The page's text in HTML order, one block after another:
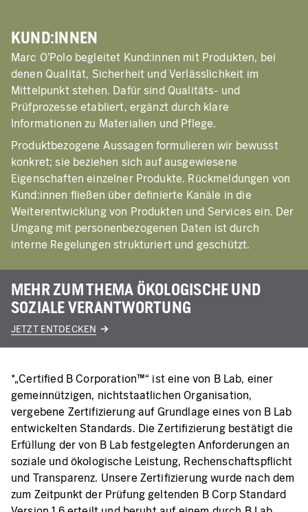
KUND:INNEN
Marc O’Polo begleitet Kund:innen mit Produkten, bei
denen Qualität, Sicherheit und Verlässlichkeit im
Mittelpunkt stehen. Dafür sind Qualitäts- und
Prüfprozesse etabliert, ergänzt durch klare
Informationen zu Materialien und Pflege.
Produktbezogene Aussagen formulieren wir bewusst
konkret; sie beziehen sich auf ausgewiesene
Eigenschaften einzelner Produkte. Rückmeldungen von
Kund:innen fließen über definierte Kanäle in die
Weiterentwicklung von Produkten und Services ein. Der
Umgang mit personenbezogenen Daten ist durch
interne Regelungen strukturiert und geschützt.
MEHR ZUM THEMA ÖKOLOGISCHE UND
SOZIALE VERANTWORTUNG
JETZT ENTDECKEN
*„Certified B Corporation™“ ist eine von B Lab, einer
gemeinnützigen, nichtstaatlichen Organisation,
vergebene Zertifizierung auf Grundlage eines von B Lab
entwickelten Standards. Die Zertifizierung bestätigt die
Erfüllung der von B Lab festgelegten Anforderungen an
soziale und ökologische Leistung, Rechenschaftspflicht
und Transparenz. Unsere Zertifizierung wurde nach dem
zum Zeitpunkt der Prüfung geltenden B Corp Standard